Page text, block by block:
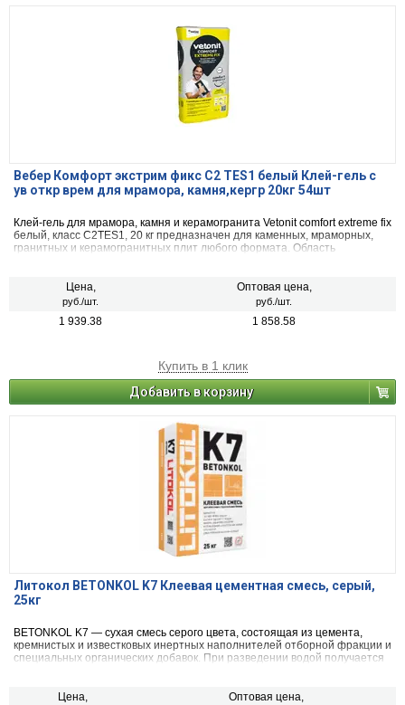
Вебер Комфорт экстрим фикс С2 ТЕS1 белый Клей-гель с
ув откр врем для мрамора, камня,кергр 20кг 54шт
Клей-гель для мрамора, камня и керамогранита Vetonit comfort extreme fix
белый, класс C2TES1, 20 кг предназначен для каменных, мраморных,
гранитных и керамогранитных плит любого формата. Область
зон с повышенной проходимостью и высокой динамической нагрузкой.
Цена,
руб./шт.
Оптовая цена,
руб./шт.
1 939.38 1 858.58
Купить в 1 клик
Добавить в корзину
Литокол BETONKOL K7 Клеевая цементная смесь, серый,
25кг
BETONKOL K7 — сухая смесь серого цвета, состоящая из цемента,
кремнистых и известковых инертных наполнителей отборной фракции и
специальных органических добавок. При разведении водой получается
основания.Цена, Оптовая цена,